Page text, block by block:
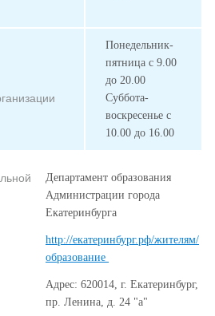
Понедельник-
пятница с 9.00
до 20.00
Суббота-
воскресенье с
10.00 до 16.00
Департамент образования
Администрации города
Екатеринбурга
http://екатеринбург.рф/жителям/
образование
Адрес: 620014, г. Екатеринбург,
пр. Ленина, д. 24 "а"